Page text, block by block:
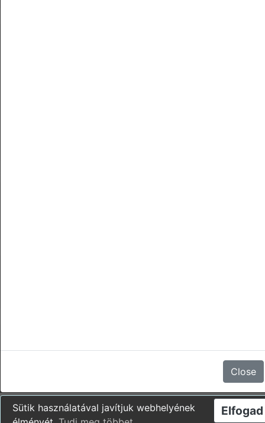
Close
Elfogad
Sütik használatával javítjuk webhelyének